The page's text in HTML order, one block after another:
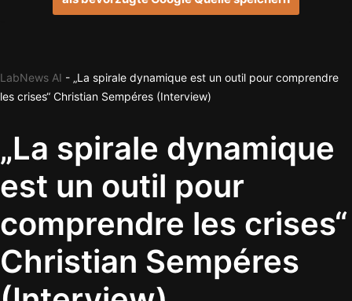
LabNews AI - „La spirale dynamique est un outil pour comprendre
les crises“ Christian Sempéres (Interview)
„La spirale dynamique
est un outil pour
comprendre les crises“
Christian Sempéres